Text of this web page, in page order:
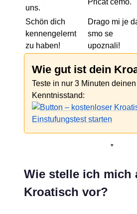
uns.
Pričat ćemo.
Schön dich
kennengelernt
zu haben!
Drago mi je
smo se
upoznali!
Wie gut ist dein
Teste in nur 3 Minuten
Kenntnisstand:
*
Wie stelle ich mich
Kroatisch vor?